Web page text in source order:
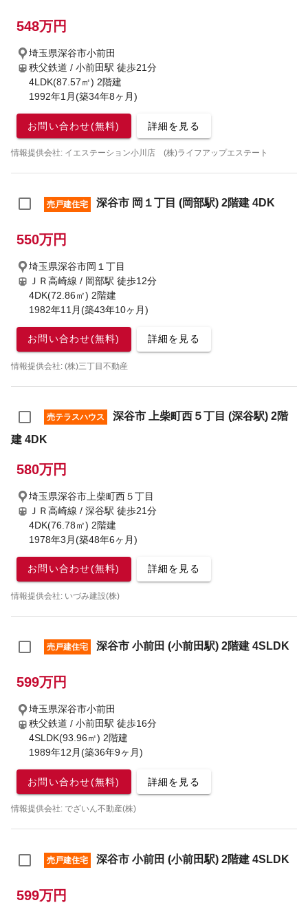
548万円
埼玉県深谷市小前田
秩父鉄道 / 小前田駅 徒歩21分
4LDK(87.57㎡) 2階建
1992年1月(築34年8ヶ月)
お問い合わせ(無料) 詳細を見る
情報提供会社: イエステーション小川店 (株)ライフアップエステート
売戸建住宅 深谷市 岡１丁目 (岡部駅) 2階建 4DK
550万円
埼玉県深谷市岡１丁目
ＪＲ高崎線 / 岡部駅 徒歩12分
4DK(72.86㎡) 2階建
1982年11月(築43年10ヶ月)
お問い合わせ(無料) 詳細を見る
情報提供会社: (株)三丁目不動産
売テラスハウス
深谷市 上柴町西５丁目 (深谷駅) 2階
建 4DK
580万円
埼玉県深谷市上柴町西５丁目
ＪＲ高崎線 / 深谷駅 徒歩21分
4DK(76.78㎡) 2階建
1978年3月(築48年6ヶ月)
お問い合わせ(無料) 詳細を見る
情報提供会社: いづみ建設(株)
売戸建住宅 深谷市 小前田 (小前田駅) 2階建 4SLDK
599万円
埼玉県深谷市小前田
秩父鉄道 / 小前田駅 徒歩16分
4SLDK(93.96㎡) 2階建
1989年12月(築36年9ヶ月)
お問い合わせ(無料) 詳細を見る
情報提供会社: でざいん不動産(株)
売戸建住宅 深谷市 小前田 (小前田駅) 2階建 4SLDK
599万円